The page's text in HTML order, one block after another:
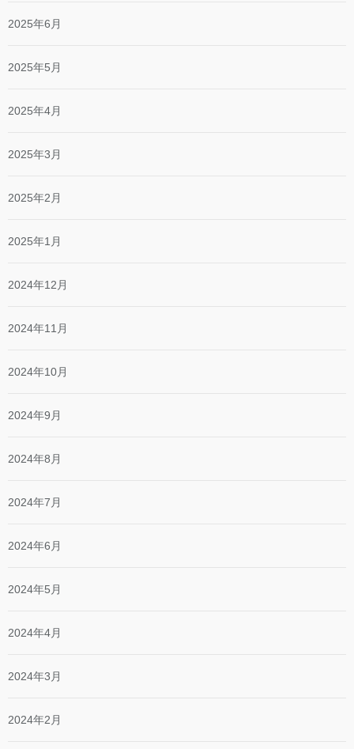
2025年6月
2025年5月
2025年4月
2025年3月
2025年2月
2025年1月
2024年12月
2024年11月
2024年10月
2024年9月
2024年8月
2024年7月
2024年6月
2024年5月
2024年4月
2024年3月
2024年2月